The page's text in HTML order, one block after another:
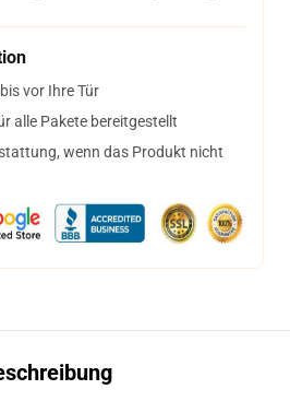
vor Ihre Tür
alle Pakete bereitgestellt
wenn das Produkt nicht